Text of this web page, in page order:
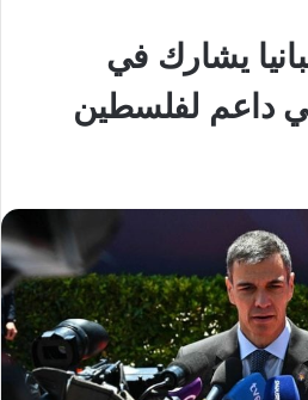
يشارك في
داعم لفلسطين